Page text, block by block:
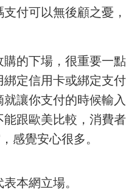
付可以無後顧之憂，
的下場，很重要一點
定信用卡或綁定支付
讓你支付的時候輸入
跟歐美比較，消費者
感覺安心很多。
本網立場。